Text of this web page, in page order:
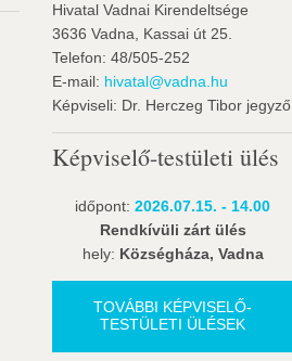
Hivatal Vadnai Kirendeltsége
3636 Vadna, Kassai út 25.
Telefon: 48/505-252
E-mail: hivatal@vadna.hu
Képviseli: Dr. Herczeg Tibor jegyző
Képviselő-testületi ülés
időpont: 2026.07.15. - 14.00
Rendkívüli zárt ülés
hely: Községháza, Vadna
TOVÁBBI KÉPVISELŐ-
TESTÜLETI ÜLÉSEK